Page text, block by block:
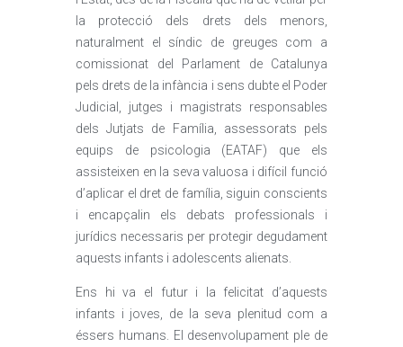
la protecció dels drets dels menors,
naturalment el síndic de greuges com a
comissionat del Parlament de Catalunya
pels drets de la infància i sens dubte el Poder
Judicial, jutges i magistrats responsables
dels Jutjats de Família, assessorats pels
equips de psicologia (EATAF) que els
assisteixen en la seva valuosa i difícil funció
d’aplicar el dret de família, siguin conscients
i encapçalin els debats professionals i
jurídics necessaris per protegir degudament
aquests infants i adolescents alienats.
Ens hi va el futur i la felicitat d’aquests
infants i joves, de la seva plenitud com a
éssers humans. El desenvolupament ple de